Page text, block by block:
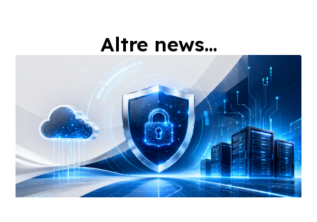
Altre news...